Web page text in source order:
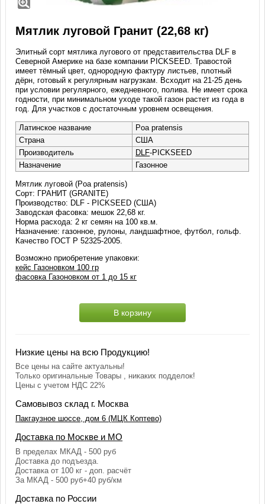
Мятлик луговой Гранит (22,68 кг)
Элитный сорт мятлика лугового от представительства DLF в
Северной Америке на базе компании PICKSEED. Травостой
имеет тёмный цвет, однородную фактуру листьев, плотный
дёрн, готовый к регулярным нагрузкам. Всходит на 21-25 день
при условии регулярного, ежедневного, полива. Не имеет срока
годности, при минимальном уходе такой газон растет из года в
год. Для участков с достаточным уровнем освещения.
Латинское название
Poa pratensis
Страна
США
Производитель
DLF-PICKSEED
Назначение
Газонное
Мятлик луговой (Poa pratensis)
Сорт: ГРАНИТ (GRANITE)
Производство: DLF - PICKSEED (США)
Заводская фасовка: мешок 22,68 кг.
Норма расхода: 2 кг семян на 100 кв.м.
Назначение: газонное, рулоны, ландшафтное, футбол, гольф.
Качество ГОСТ Р 52325-2005.
Возможно приобретение упаковки:
кейс Газоновком 100 гр
фасовка Газоновком от 1 до 15 кг
В корзину
Низкие цены на всю Продукцию!
Все цены на сайте актуальны!
Только оригинальные Товары , никаких подделок!
Цены с учетом НДС 22%
Самовывоз склад г. Москва
Пакгаузное шоссе, дом 6 (МЦК Коптево)
Доставка по Москве и МО
В пределах МКАД - 500 руб
Доставка до подъезда.
Доставка от 100 кг - доп. расчёт
За МКАД - 500 руб+40 руб/км
Доставка по России